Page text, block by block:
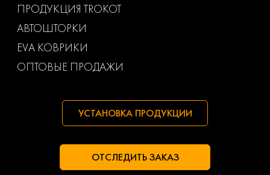
ПРОДУКЦИЯ TROKOT
АВТОШТОРКИ
EVA КОВРИКИ
ОПТОВЫЕ ПРОДАЖИ
УСТАНОВКА ПРОДУКЦИИ
ОТСЛЕДИТЬ ЗАКАЗ